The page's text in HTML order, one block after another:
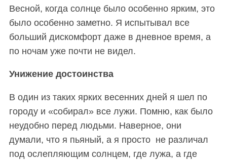
Весной, когда солнце было особенно ярким, это
было особенно заметно. Я испытывал все
больший дискомфорт даже в дневное время, а
по ночамуже почти не видел.
Унижение достоинства
В один из таких ярких весенних дней я шел по
городу и «собирал» все лужи. Помню, как было
неудобно перед людьми. Наверное, они
думали, что я пьяный, а я просто не различал
под ослепляющим солнцем, где лужа, а где